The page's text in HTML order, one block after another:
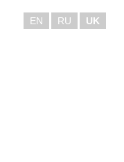
EN RU UK